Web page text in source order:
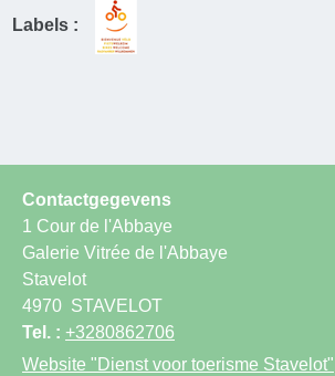
Labels :
Contactgegevens
1 Cour de l'Abbaye
Galerie Vitrée de l'Abbaye
Stavelot
4970 STAVELOT
Tel. : +3280862706
Website "Dienst voor toerisme Stavelot"